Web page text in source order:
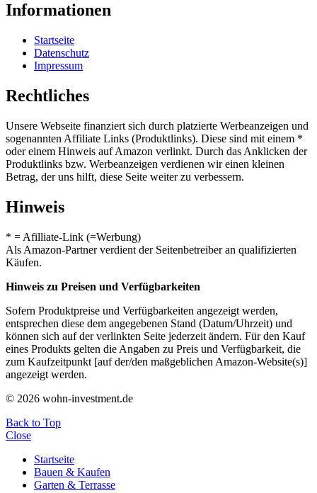
Informationen
Startseite
Datenschutz
Impressum
Rechtliches
Unsere Webseite finanziert sich durch platzierte Werbeanzeigen und
sogenannten Affiliate Links (Produktlinks). Diese sind mit einem *
oder einem Hinweis auf Amazon verlinkt. Durch das Anklicken der
Produktlinks bzw. Werbeanzeigen verdienen wir einen kleinen
Betrag, der uns hilft, diese Seite weiter zu verbessern.
Hinweis
* = Afilliate-Link (=Werbung)
Als Amazon-Partner verdient der Seitenbetreiber an qualifizierten
Käufen.
Hinweis zu Preisen und Verfügbarkeiten
Sofern Produktpreise und Verfügbarkeiten angezeigt werden,
entsprechen diese dem angegebenen Stand (Datum/Uhrzeit) und
können sich auf der verlinkten Seite jederzeit ändern. Für den Kauf
eines Produkts gelten die Angaben zu Preis und Verfügbarkeit, die
zum Kaufzeitpunkt [auf der/den maßgeblichen Amazon-Website(s)]
angezeigt werden.
© 2026 wohn-investment.de
Back to Top
Close
Startseite
Bauen & Kaufen
Garten & Terrasse